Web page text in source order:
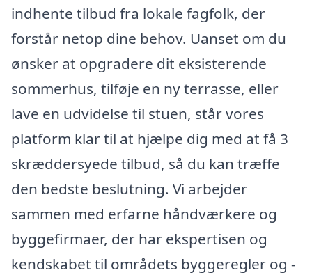
indhente tilbud fra lokale fagfolk, der
forstår netop dine behov. Uanset om du
ønsker at opgradere dit eksisterende
sommerhus, tilføje en ny terrasse, eller
lave en udvidelse til stuen, står vores
platform klar til at hjælpe dig med at få 3
skræddersyede tilbud, så du kan træffe
den bedste beslutning. Vi arbejder
sammen med erfarne håndværkere og
byggefirmaer, der har ekspertisen og
kendskabet til områdets byggeregler og -